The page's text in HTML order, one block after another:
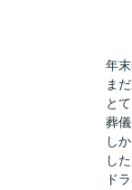
年
ま
と
葬
し
し
ド